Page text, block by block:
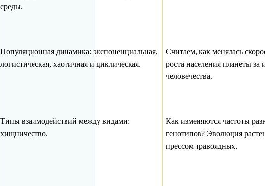
среды.
Популяционная динамика: экспоненциальная,
логистическая, хаотичная и циклическая.
Считаем, как менялась
роста населения планеты за
человечества.
Типы взаимодействий между видами:
хищничество.
Как изменяются частоты
генотипов? Эволюция
прессом травоядных.